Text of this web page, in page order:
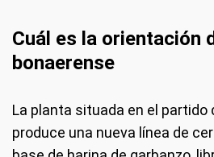
Cuál es la orientación
bonaerense
La planta situada en el partido
produce una nueva línea de